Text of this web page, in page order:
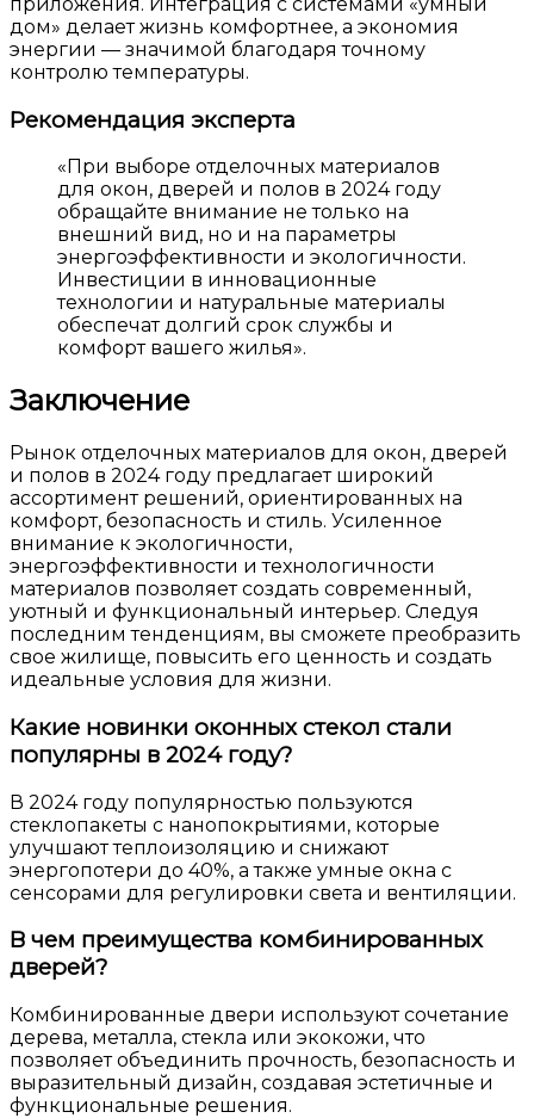
дом» делает жизнь комфортнее, а экономия
энергии — значимой благодаря точному
контролю температуры.
Рекомендация эксперта
«При выборе отделочных материалов
для окон, дверей и полов в 2024 году
обращайте внимание не только на
внешний вид, но и на параметры
энергоэффективности и экологичности.
Инвестиции в инновационные
технологии и натуральные материалы
обеспечат долгий срок службы и
комфорт вашего жилья».
Заключение
Рынок отделочных материалов для окон, дверей
и полов в 2024 году предлагает широкий
ассортимент решений, ориентированных на
комфорт, безопасность и стиль. Усиленное
внимание к экологичности,
энергоэффективности и технологичности
материалов позволяет создать современный,
уютный и функциональный интерьер. Следуя
последним тенденциям, вы сможете преобразить
свое жилище, повысить его ценность и создать
идеальные условия для жизни.
Какие новинки оконных стекол стали
популярны в 2024 году?
В 2024 году популярностью пользуются
стеклопакеты с нанопокрытиями, которые
улучшают теплоизоляцию и снижают
энергопотери до 40%, а также умные окна с
сенсорами для регулировки света и вентиляции.
В чем преимущества комбинированных
дверей?
Комбинированные двери используют сочетание
дерева, металла, стекла или экокожи, что
позволяет объединить прочность, безопасность и
выразительный дизайн, создавая эстетичные и
функциональные решения.